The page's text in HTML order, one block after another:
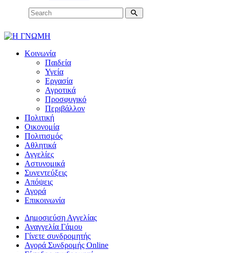
Κοινωνία
Παιδεία
Υγεία
Εργασία
Αγροτικά
Προσφυγικό
Περιβάλλον
Πολιτική
Οικονομία
Πολιτισμός
Αθλητικά
Αγγελίες
Αστυνομικά
Συνεντεύξεις
Απόψεις
Αγορά
Επικοινωνία
Δημοσιεύση Αγγελίας
Αναγγελία Γάμου
Γίνετε συνδρομητής
Αγορά Συνδρομής Online